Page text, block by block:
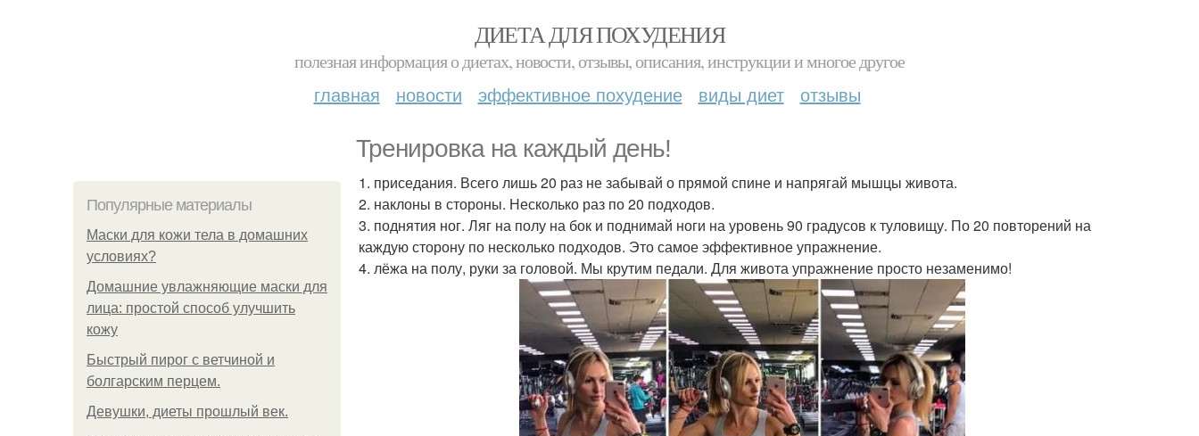
ДИЕТА ДЛЯ ПОХУДЕНИЯ
полезная информация о диетах, новости, отзывы, описания, инструкции и многое другое
главная новости эффективное похудение виды диет отзывы
Тренировка на каждый день!
Популярные материалы
Маски для кожи тела в домашних
условиях?
Домашние увлажняющие маски для
лица: простой способ улучшить
кожу
Быстрый пирог с ветчиной и
болгарским перцем.
Девушки, диеты прошлый век.
1. приседания. Всего лишь 20 раз не забывай о прямой спине и напрягай мышцы живота.
2. наклоны в стороны. Несколько раз по 20 подходов.
3. поднятия ног. Ляг на полу на бок и поднимай ноги на уровень 90 градусов к туловищу. По 20 повторений на
каждую сторону по несколько подходов. Это самое эффективное упражнение.
4. лёжа на полу, руки за головой. Мы крутим педали. Для живота упражнение просто незаменимо!